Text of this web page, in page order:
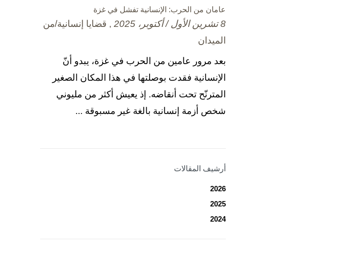
عامان من الحرب: الإنسانية تفشل في غزة
8 تشرين الأول / أكتوبر، 2025
, قضايا إنسانية/من
الميدان
بعد مرور عامين من الحرب في غزة، يبدو أنّ
الإنسانية فقدت بوصلتها في هذا المكان الصغير
المترنّح تحت أنقاضه. إذ يعيش أكثر من مليوني
شخص أزمة إنسانية بالغة غير مسبوقة ...
أرشيف المقالات
2026
2025
2024